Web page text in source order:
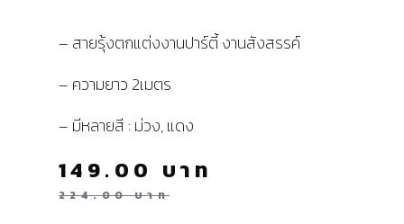
– สายรุ้งตกแต่งงานปาร์ตี้ งานสังสรรค์
– ความยาว 2เมตร
– มีหลายสี : ม่วง, แดง
224.00บาท
149.00 บาท